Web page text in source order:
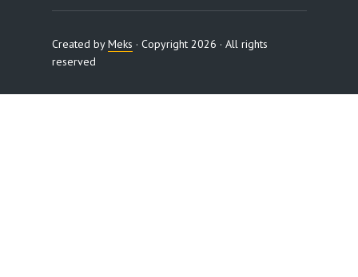
Created byMeks · Copyright 2026 · All rights
reserved